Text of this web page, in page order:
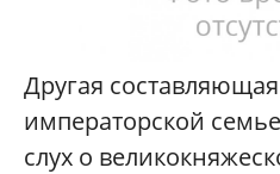
Другая
императорской
слух о